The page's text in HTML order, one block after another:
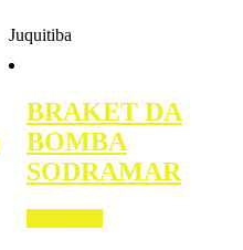
BRAKET DA
BOMBA
SODRAMAR
Juquitiba